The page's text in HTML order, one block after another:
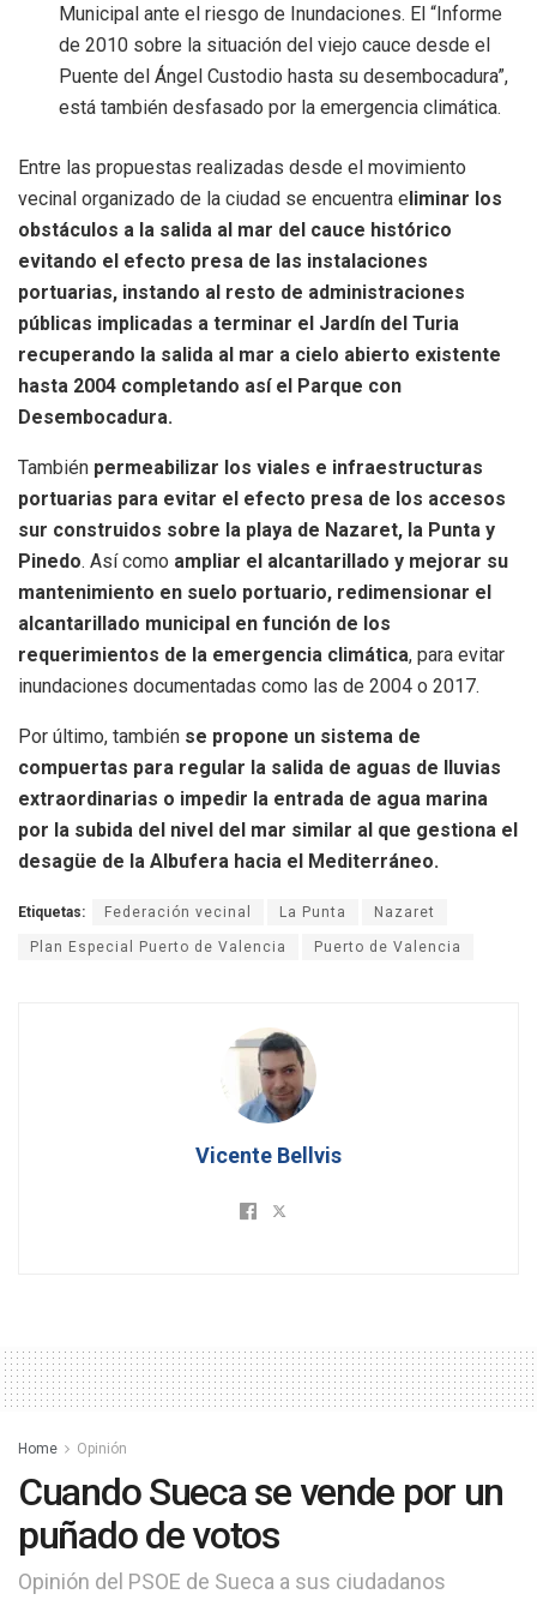
Municipal ante el riesgo de Inundaciones. El “Informe
de 2010 sobre la situación del viejo cauce desde el
Puente del Ángel Custodio hasta su desembocadura”,
está también desfasado por la emergencia climática.
Entre las propuestas realizadas desde el movimiento
vecinal organizado de la ciudad se encuentra eliminar los
obstáculos a la salida al mar del cauce histórico
evitando el efecto presa de las instalaciones
portuarias, instando al resto de administraciones
públicas implicadas a terminar el Jardín del Turia
recuperando la salida al mar a cielo abierto existente
hasta 2004 completando así el Parque con
Desembocadura.
También permeabilizar los viales e infraestructuras
portuarias para evitar el efecto presa de los accesos
sur construidos sobre la playa de Nazaret, la Punta y
Pinedo. Así como ampliar el alcantarillado y mejorar su
mantenimiento en suelo portuario, redimensionar el
alcantarillado municipal en función de los
requerimientos de la emergencia climática, para evitar
inundaciones documentadas como las de 2004 o 2017.
Por último, también se propone un sistema de
compuertas para regular la salida de aguas de lluvias
extraordinarias o impedir la entrada de agua marina
por la subida del nivel del mar similar al que gestiona el
desagüe de la Albufera hacia el Mediterráneo.
Etiquetas: Federación vecinal La Punta Nazaret
Plan Especial Puerto de Valencia Puerto de Valencia
Vicente Bellvis
Home Opinión
Cuando Sueca se vende por un
puñado de votos
Opinión del PSOE de Sueca a sus ciudadanos